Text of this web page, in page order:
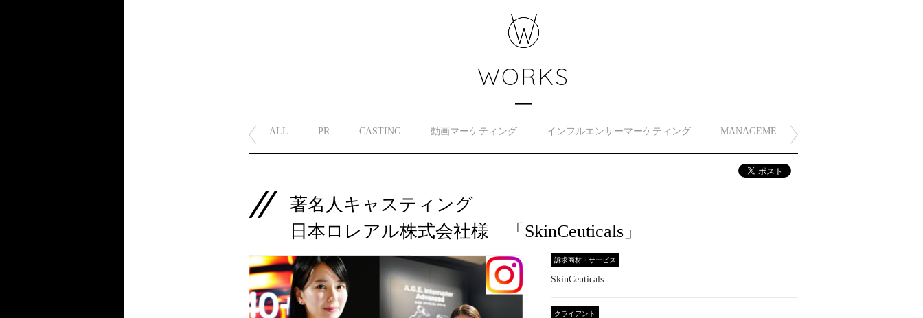
WORKS
ALL PR CASTING 動画マーケティング インフルエンサーマーケティング MANAGEMENT
著名人キャスティング
日本ロレアル株式会社様 「SkinCeuticals」
訴求商材・サービス
SkinCeuticals
クライアント